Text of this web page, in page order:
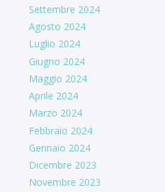
Settembre 2024
Agosto 2024
Luglio 2024
Giugno 2024
Maggio 2024
Aprile 2024
Marzo 2024
Febbraio 2024
Gennaio 2024
Dicembre 2023
Novembre 2023